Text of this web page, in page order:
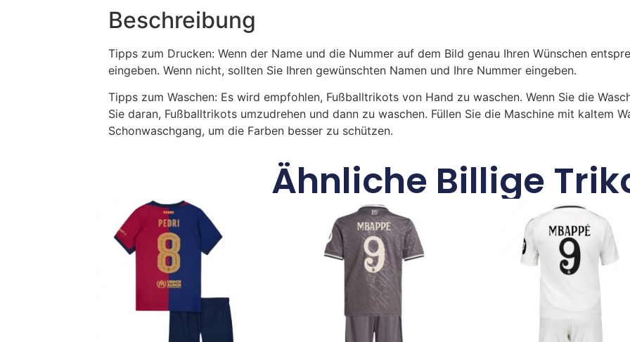
Beschreibung
Tipps zum Drucken: Wenn der Name und die Nummer auf dem Bild genau Ihren Wünschen
eingeben. Wenn nicht, sollten Sie Ihren gewünschten Namen und Ihre Nummer eingeben.
Tipps zum Waschen: Es wird empfohlen, Fußballtrikots von Hand zu waschen. Wenn Sie die
Sie daran, Fußballtrikots umzudrehen und dann zu waschen. Füllen Sie die Maschine mit kaltem
Schonwaschgang, um die Farben besser zu schützen.
Ähnliche Billige